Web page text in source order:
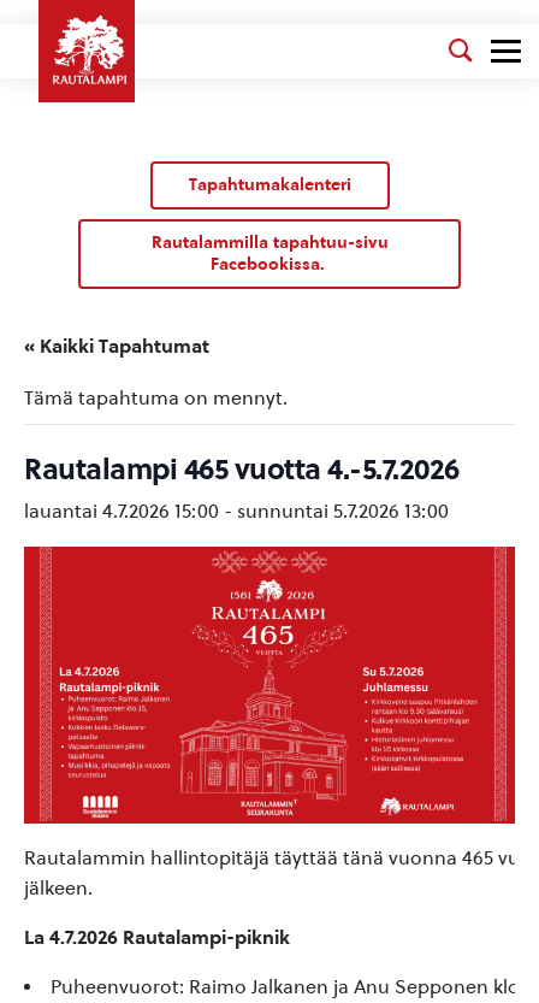
Tapahtumakalenteri
Rautalammilla tapahtuu-sivu
Facebookissa.
« Kaikki Tapahtumat
Tämä tapahtuma on mennyt.
Rautalampi 465 vuotta 4.-5.7.2026
lauantai 4.7.2026 15:00 - sunnuntai 5.7.2026 13:00
Rautalammin hallintopitäjä täyttää tänä vuonna 465
jälkeen.
La 4.7.2026 Rautalampi-piknik
Puheenvuorot: Raimo Jalkanen ja Anu Sepponen klo